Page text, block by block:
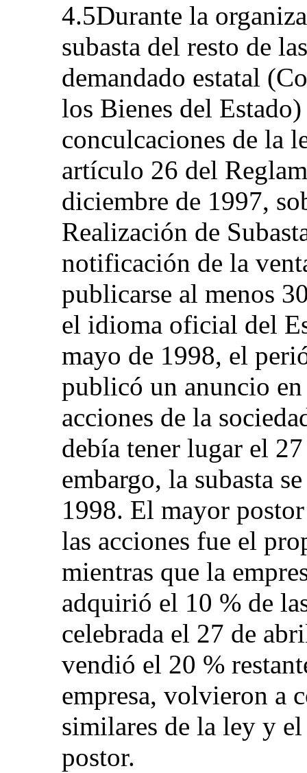
4.5Durante la
subasta del resto de
demandado estatal
los Bienes del
conculcaciones de la
artículo 26 del
diciembre de 1997,
Realización de
notificación de la
publicarse al menos
el idioma oficial del
mayo de 1998, el
publicó un anuncio
acciones de la
debía tener lugar el
embargo, la subasta
1998. El mayor
las acciones fue el
mientras que la
adquirió el 10 % de
celebrada el 27 de
vendió el 20 %
empresa, volvieron a
similares de la ley y
postor.